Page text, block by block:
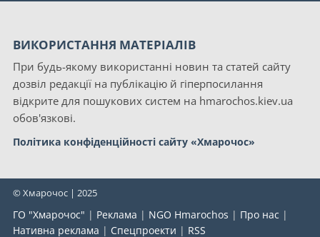
ВИКОРИСТАННЯ МАТЕРІАЛІВ
При будь-якому використанні новин та статей сайту
дозвіл редакції на публікацію й гіперпосилання
відкрите для пошукових систем на hmarochos.kiev.ua
обов'язкові.
Політика конфіденційності сайту «Хмарочос»
© Хмарочос | 2025
ГО "Хмарочос" | Реклама | NGO Hmarochos | Про нас |
Нативна реклама | Спецпроекти | RSS